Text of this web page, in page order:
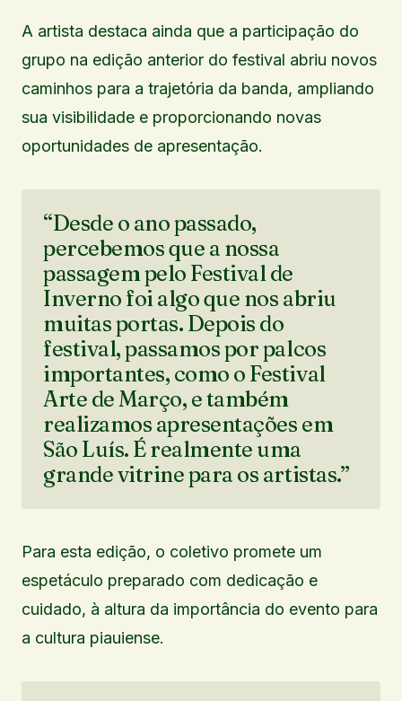
A artista destaca ainda que a participação do
grupo na edição anterior do festival abriu novos
caminhos para a trajetória da banda, ampliando
sua visibilidade e proporcionando novas
oportunidades de apresentação.
“Desde o ano passado,
percebemos que a nossa
passagem pelo Festival de
Inverno foi algo que nos abriu
muitas portas. Depois do
festival, passamos por palcos
importantes, como o Festival
Arte de Março, e também
realizamos apresentações em
São Luís. É realmente uma
grande vitrine para os artistas.”
Para esta edição, o coletivo promete um
espetáculo preparado com dedicação e
cuidado, à altura da importância do evento para
a cultura piauiense.